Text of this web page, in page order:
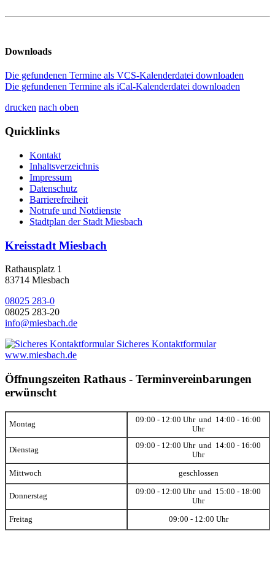
Downloads
Die gefundenen Termine als VCS-Kalenderdatei downloaden
Die gefundenen Termine als iCal-Kalenderdatei downloaden
drucken nach oben
Quicklinks
Kontakt
Inhaltsverzeichnis
Impressum
Datenschutz
Barrierefreiheit
Notrufe und Notdienste
Stadtplan der Stadt Miesbach
Kreisstadt Miesbach
Rathausplatz 1
83714 Miesbach
08025 283-0
08025 283-20
info@miesbach.de
Sicheres Kontaktformular
www.miesbach.de
Öffnungszeiten Rathaus - Terminvereinbarungen
erwünscht
Montag
09:00 - 12:00 Uhr und 14:00 - 16:00
Uhr
Dienstag
09:00 - 12:00 Uhr und 14:00 - 16:00
Uhr
Mittwoch geschlossen
Donnerstag
09:00 - 12:00 Uhr und 15:00 - 18:00
Uhr
Freitag 09:00 - 12:00 Uhr